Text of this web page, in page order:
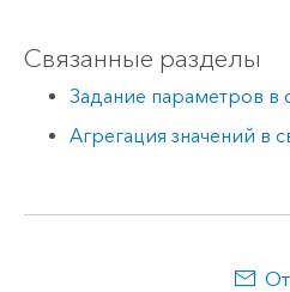
Связанные разделы
Задание параметров в
Агрегация значений в